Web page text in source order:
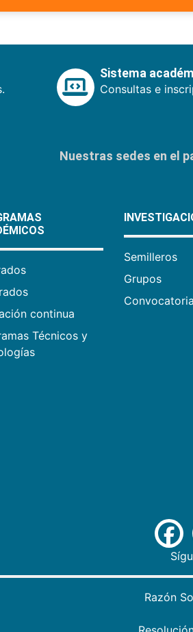
Sistema
Consultas e
Nuestras sedes en el
continua
Técnicos y
Semilleros
Grupos
Razón